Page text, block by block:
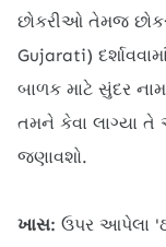
છોકરીઓ તેમજ
Gujarati)
બાળક માટે સુંદર
તમને કેવા લાગ્યા
જણાવશો.
ખાસ: ઉપર આપેલા '